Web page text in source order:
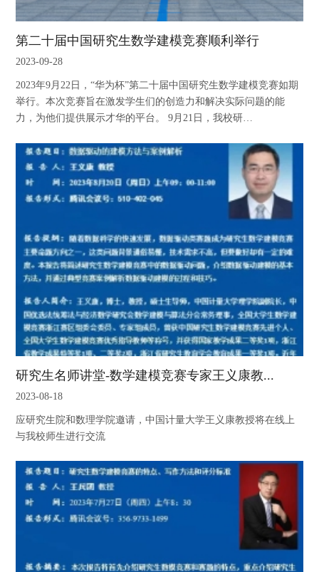
第二十届中国研究生数学建模竞赛顺利举行
2023-09-28
2023年9月22日，“华为杯”第二十届中国研究生数学建模竞赛如期
举行。本次竞赛旨在激发学生们的创造力和解决实际问题的能
力，为他们提供展示才华的平台。 9月21日，我校研…
研究生名师讲堂-数学建模竞赛专家王义康教...
2023-08-18
应研究生院和数理学院邀请，中国计量大学王义康教授将在线上
与我校师生进行交流